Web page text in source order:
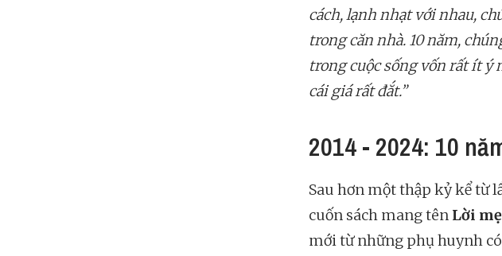
cách, lạnh nhạt với nhau,
trong căn nhà. 10 năm,
trong cuộc sống vốn rất ít ý
cái giá rất đắt.”
2014 - 2024: 10
Sau hơn một thập kỷ kể từ
cuốn sách mang tên Lời
mới từ những phụ huynh